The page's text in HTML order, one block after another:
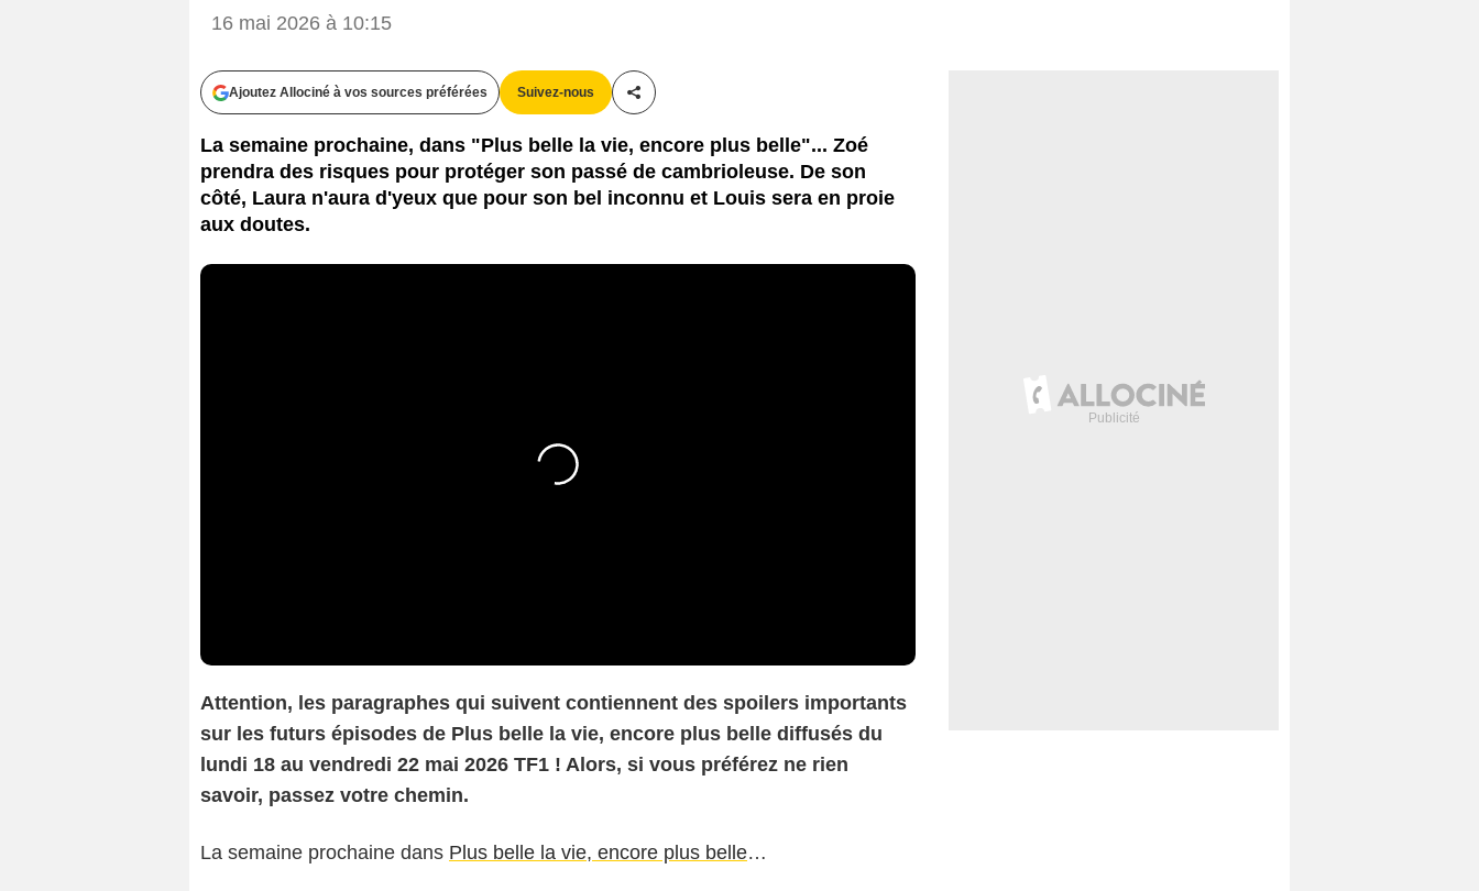
16 mai 2026 à 10:15
Ajoutez Allociné à vos sources préférées Suivez-nous
Partager cet article
La semaine prochaine, dans "Plus belle la vie, encore plus belle"... Zoé
prendra des risques pour protéger son passé de cambrioleuse. De son
côté, Laura n'aura d'yeux que pour son bel inconnu et Louis sera en proie
aux doutes.
Attention, les paragraphes qui suivent contiennent des spoilers importants
sur les futurs épisodes de Plus belle la vie, encore plus belle diffusés du
lundi 18 au vendredi 22 mai 2026 TF1 ! Alors, si vous préférez ne rien
savoir, passez votre chemin.
La semaine prochaine dans Plus belle la vie, encore plus belle…